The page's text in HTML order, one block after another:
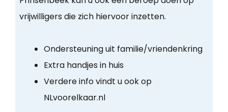
vrijwilligers die zich hiervoor inzetten.
Ondersteuning uit familie/vriendenkring
Extra handjes in huis
Verdere info vindt u ook op
NLvoorelkaar.nl